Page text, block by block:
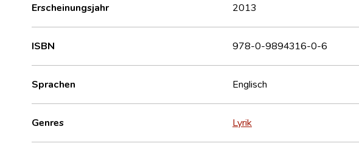
Erscheinungsjahr 2013
ISBN 978-0-9894316-0-6
Sprachen Englisch
Genres Lyrik